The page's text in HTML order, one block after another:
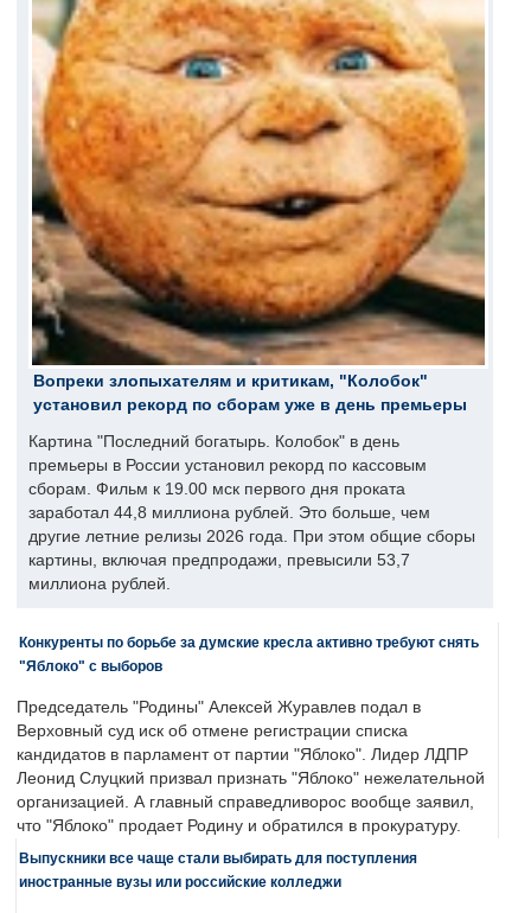
Вопреки злопыхателям и критикам, "Колобок"
установил рекорд по сборам уже в день премьеры
Картина "Последний богатырь. Колобок" в день
премьеры в России установил рекорд по кассовым
сборам. Фильм к 19.00 мск первого дня проката
заработал 44,8 миллиона рублей. Это больше, чем
другие летние релизы 2026 года. При этом общие сборы
картины, включая предпродажи, превысили 53,7
миллиона рублей.
Конкуренты по борьбе за думские кресла активно требуют снять
"Яблоко" с выборов
Председатель "Родины" Алексей Журавлев подал в
Верховный суд иск об отмене регистрации списка
кандидатов в парламент от партии "Яблоко". Лидер ЛДПР
Леонид Слуцкий призвал признать "Яблоко" нежелательной
организацией. А главный справедливорос вообще заявил,
что "Яблоко" продает Родину и обратился в прокуратуру.
Выпускники все чаще стали выбирать для поступления
иностранные вузы или российские колледжи